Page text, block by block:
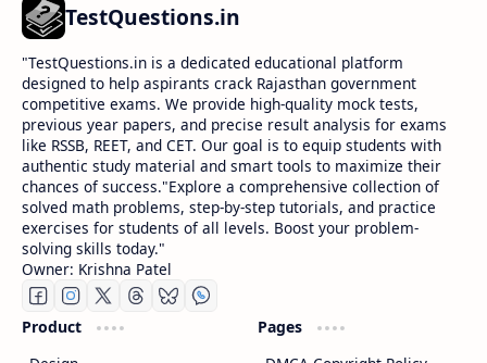
TestQuestions.in
​"TestQuestions.in is a dedicated educational platform
designed to help aspirants crack Rajasthan government
competitive exams. We provide high-quality mock tests,
previous year papers, and precise result analysis for exams
like RSSB, REET, and CET. Our goal is to equip students with
authentic study material and smart tools to maximize their
chances of success."Explore a comprehensive collection of
solved math problems, step-by-step tutorials, and practice
exercises for students of all levels. Boost your problem-
solving skills today."
Owner: Krishna Patel
Product
Pages